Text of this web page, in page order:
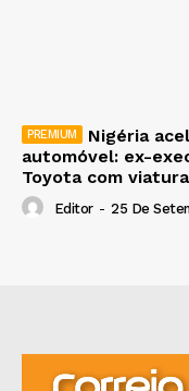
Nigéria
automóvel: ex-
Toyota com
Editor - 25 De